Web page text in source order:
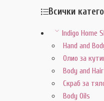
Всички
Indigo Home
Hand and
Олио за
Body and
Скраб за
Body Oils